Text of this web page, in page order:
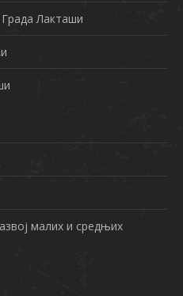
Града Лактaши
мaлих и срeдњих